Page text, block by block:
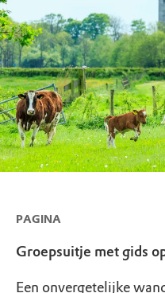
PAGINA
Groepsuitje met gids
Een onvergetelijke